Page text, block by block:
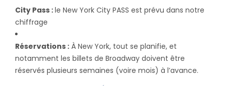
City Pass :le New York City PASS est prévu dans notre
chiffrage
Réservations : À New York, tout se planifie, et
notamment les billets de Broadway doivent être
réservés plusieurs semaines (voire mois) à l’avance.